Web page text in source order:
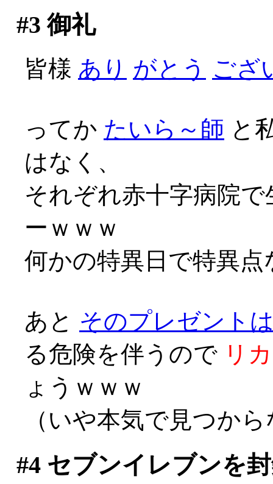
#3 御礼
皆様 あり がとう ござ
ってか たいら～師 と
はなく、
それぞれ赤十字病院
ーｗｗｗ
何かの特異日で特異
あと そのプレゼント
る危険を伴うので リ
ょうｗｗｗ
（いや本気で見つか
#4セブンイレブンを